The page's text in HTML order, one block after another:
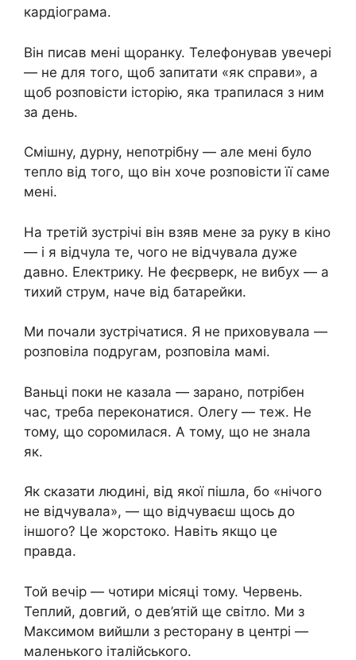
кардіограма.
Він писав мені щоранку. Телефонував увечері
— не для того, щоб запитати «як справи», а
щоб розповісти історію, яка трапилася з ним
за день.
Смішну, дурну, непотрібну — але мені було
тепло від того, що він хоче розповісти її саме
мені.
На третій зустрічі він взяв мене за руку в кіно
— і я відчула те, чого не відчувала дуже
давно. Електрику. Не феєрверк, не вибух — а
тихий струм, наче від батарейки.
Ми почали зустрічатися. Я не приховувала —
розповіла подругам, розповіла мамі.
Ваньці поки не казала — зарано, потрібен
час, треба переконатися. Олегу — теж. Не
тому, що соромилася. А тому, що не знала
як.
Як сказати людині, від якої пішла, бо «нічого
не відчувала», — що відчуваєш щось до
іншого? Це жорстоко. Навіть якщо це
правда.
Той вечір — чотири місяці тому. Червень.
Теплий, довгий, о дев’ятій ще світло. Ми з
Максимом вийшли з ресторану в центрі —
маленького італійського.